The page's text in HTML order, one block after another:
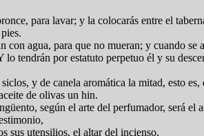
para lavar; y la colocarás entre el
agua, para que no mueran; y cuando
tendrán por estatuto perpetuo él y su
y de canela aromática la mitad, esto
de olivas un hin.
según el arte del perfumador, será el
sus utensilios, el altar del incienso,